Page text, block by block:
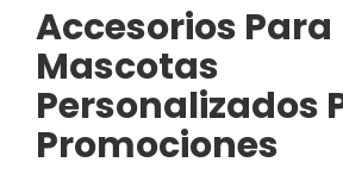
Accesorios Para
Mascotas
Personalizados
Promociones